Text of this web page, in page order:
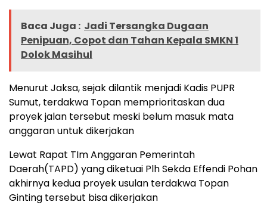
Baca Juga : Jadi Tersangka Dugaan
Penipuan, Copot dan Tahan Kepala SMKN 1
Dolok Masihul
Menurut Jaksa, sejak dilantik menjadi Kadis PUPR
Sumut, terdakwa Topan memprioritaskan dua
proyek jalan tersebut meski belum masuk mata
anggaran untuk dikerjakan
Lewat Rapat TIm Anggaran Pemerintah
Daerah(TAPD) yang diketuai Plh Sekda Effendi Pohan
akhirnya kedua proyek usulan terdakwa Topan
Ginting tersebut bisa dikerjakan